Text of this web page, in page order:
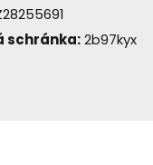
schránka:2b97kyx